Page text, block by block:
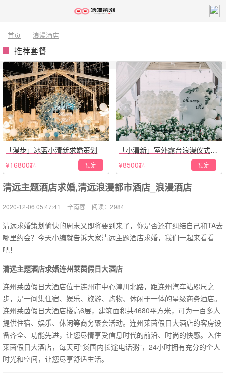
首页 浪漫酒店
推荐套餐
「漫步」冰蓝小清新求婚策划
¥16800起 预定
「小清新」室外露台浪漫仪式策
划
¥8500起 预定
清远主题酒店求婚,清远浪漫都市酒店_浪漫酒店
2020-12-06 05:47:41 辛南蓉 阅读：2984
清远求婚策划愉快的周末又即将要到来了，你是否还在纠结自己和TA去
哪里约会？今天小编就告诉大家清远主题酒店求婚，我们一起来看看
吧！
清远主题酒店求婚连州莱茵假日大酒店
连州莱茵假日大酒店位于连州市中心湟川北路，距连州汽车站咫尺之
步，是一间集住宿、娱乐、旅游、购物、休闲于一体的星级商务酒店。
连州莱茵假日大酒店楼高6层，建筑面积共4680平方米，可为一百多人
提供住宿、娱乐、休闲等商务聚会活动。连州莱茵假日大酒店的客房设
备齐全、功能先进，让您尽情享受信息时代的前沿、时尚的快感。入住
莱茵假日大酒店，每天可“煲国内长途电话粥”，24小时拥有充分的个人
时光和空间，让您尽享舒适生活。